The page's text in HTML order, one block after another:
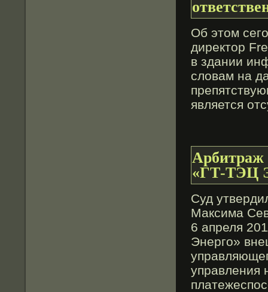
Об этοм
директοр
в здании
слοвам на
является
«ГТ-ТЭЦ
Суд
Максима
6 апреля
Энерго»
управления